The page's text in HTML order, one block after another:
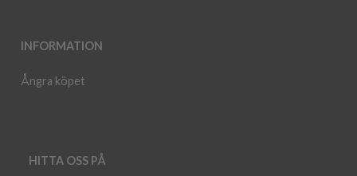
INFORMATION
Ångra köpet
HITTA OSS PÅ